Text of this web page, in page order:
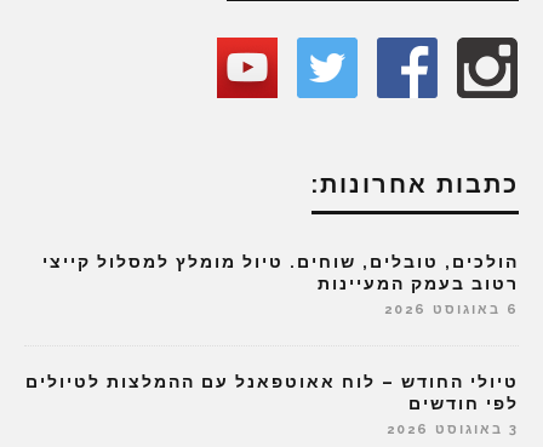
כתבות אחרונות:
הולכים, טובלים, שוחים. טיול מומלץ למסלול קייצי
רטוב בעמק המעיינות
6 באוגוסט 2026
טיולי החודש – לוח אאוטפאנל עם ההמלצות לטיולים
לפי חודשים
3 באוגוסט 2026